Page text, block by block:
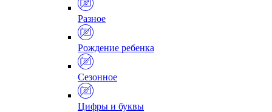
Разное
Рождение ребенка
Сезонное
Цифры и буквы